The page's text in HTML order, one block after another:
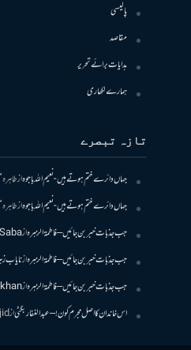
پالیسی
مقاصد
ہدایات برائے تحریر
ہمارے لکھاری
تازہ تبصرے
جہاں دائرے ختم ہوتے ہیں- نعیم اللہ باجوہاز
جہاں دائرے ختم ہوتے ہیں- نعیم اللہ باجوہاز
جب جذبات خبر بن جائیں – فاطمۃالزہرہازSaba
جب جذبات خبر بن جائیں – فاطمۃالزہرہازنایاب
جب جذبات خبر بن جائیں – فاطمۃالزہرہاز
اس خاندان کا اصل مجرم کون! – عبدالغفار بگٹیاز